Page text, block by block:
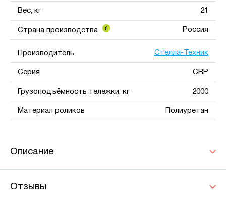
Вес, кг 21
Страна производства Россия
Производитель Стелла-Техник
Серия CRP
Грузоподъёмность тележки, кг 2000
Материал роликов Полиуретан
Описание
Отзывы